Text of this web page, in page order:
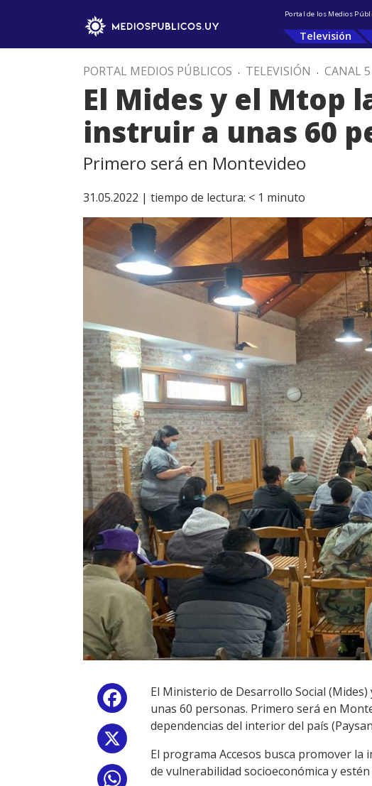
Portal de los Medios
Televisión
PORTAL MEDIOS PÚBLICOS . TELEVISIÓN . CANAL 5
El Mides y el Mtop
instruir a unas 60
Primero será en Montevideo
31.05.2022 | tiempo de lectura: < 1 minuto
Facebook
El Ministerio de Desarrollo Social
unas 60 personas. Primero será en
dependencias del interior del país
El programa Accesos busca promover
de vulnerabilidad socioeconómica y